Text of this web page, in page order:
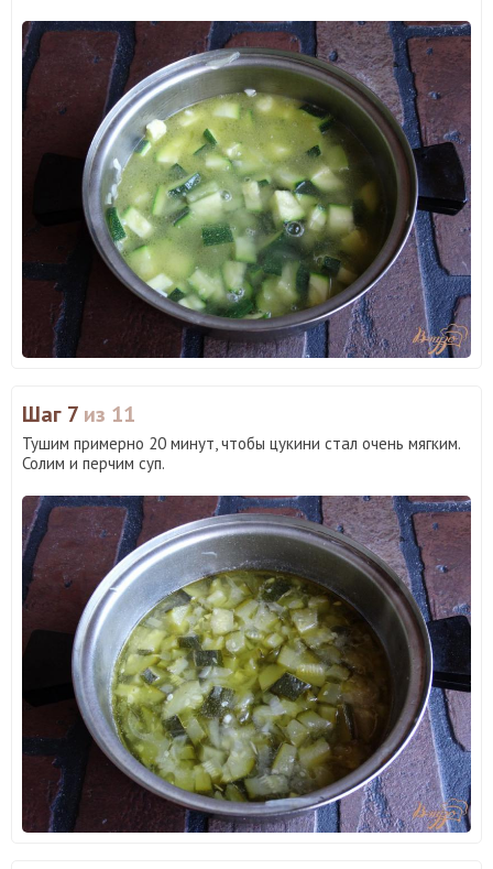
Шаг 7 из 11
Тушим примерно 20 минут, чтобы цукини стал очень мягким.
Солим и перчим суп.